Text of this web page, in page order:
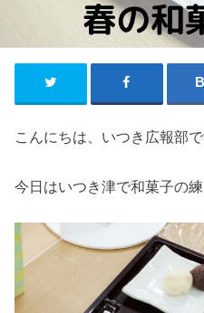
こんにちは、いつき広報部で
今日はいつき津で和菓子の